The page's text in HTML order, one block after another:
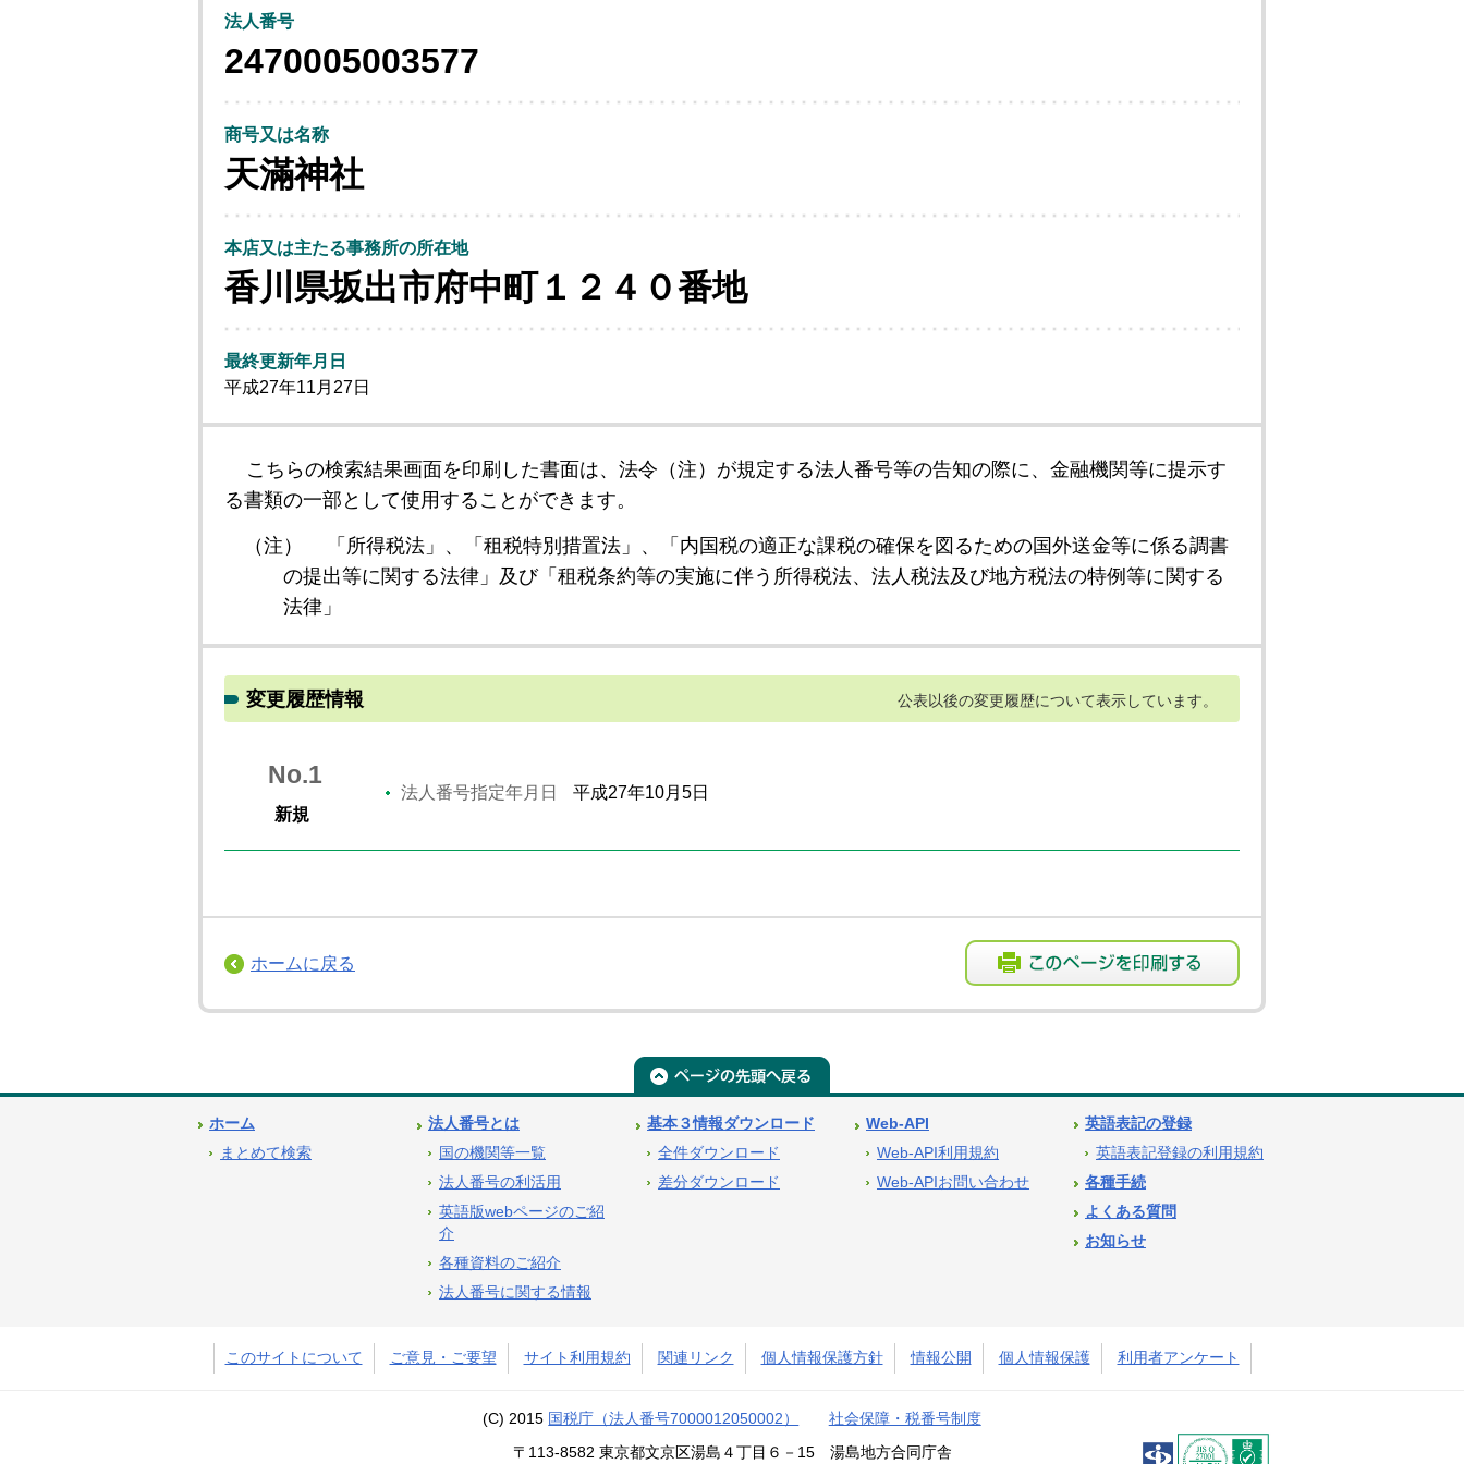
法人番号
2470005003577
商号又は名称
天滿神社
本店又は主たる事務所の所在地
香川県坂出市府中町１２４０番地
最終更新年月日
平成27年11月27日
こちらの検索結果画面を印刷した書面は、法令（注）が規定する法人番号等の告知の際に、金融機関等に提示す
る書類の一部として使用することができます。
（注）
「所得税法」、「租税特別措置法」、「内国税の適正な課税の確保を図るための国外送金等に係る調書
の提出等に関する法律」及び「租税条約等の実施に伴う所得税法、法人税法及び地方税法の特例等に関する
法律」
変更履歴情報 公表以後の変更履歴について表示しています。
No.1
新規
法人番号指定年月日 平成27年10月5日
ホームに戻る
ホーム
まとめて検索
法人番号とは
国の機関等一覧
法人番号の利活用
英語版webページのご紹
介
各種資料のご紹介
法人番号に関する情報
基本３情報ダウンロード
全件ダウンロード
差分ダウンロード
Web-API
Web-API利用規約
Web-APIお問い合わせ
英語表記の登録
英語表記登録の利用規約
各種手続
よくある質問
お知らせ
このサイトについて ご意見・ご要望 サイト利用規約 関連リンク 個人情報保護方針 情報公開 個人情報保護 利用者アンケート
(C) 2015 国税庁（法人番号7000012050002） 社会保障・税番号制度
〒113-8582 東京都文京区湯島４丁目６－15 湯島地方合同庁舎